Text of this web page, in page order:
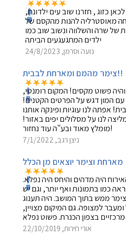
כזוג , חזרנו שוב עים ילדונת,
מאוסטרליה להנות מהקסם של
של שרה והשלווה ונשוב שוב כמו
ילדים המתגעגעים הביתה
נועה וסרמן, 24/8/2023
צימר מהמם ומארחת לבבית!!
פשוט מקסים! המקום רומנטי,
המון דגש על הפרטים הקטנים!
אפתה לנו עוגיות ופינקה אותנו
לנו על מסלולים יפים באזור!
מומלץ מאוד ובע"ה עוד נחזור!
ניצן רגב, 7/1/2022
מארחת וצימר יוצאים מן הכלל
היה מדהים והיחס היה נפלא.
כמו בתמונות ואף יותר, וגם יש
ממש בתוך המושב. היה תענוג
למצופה. גם המיקום מצויין,
אורי חירות, 22/10/2019